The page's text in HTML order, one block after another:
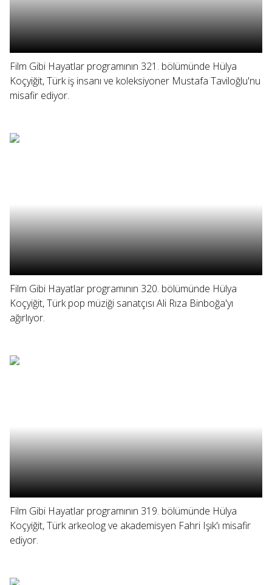
Film Gibi Hayatlar programının 321. bölümünde Hülya
Koçyiğit, Türk iş insanı ve koleksiyoner Mustafa Taviloğlu'nu
misafir ediyor.
Film Gibi Hayatlar programının 320. bölümünde Hülya
Koçyiğit, Türk pop müziği sanatçısı Ali Rıza Binboğa'yı
ağırlıyor.
Film Gibi Hayatlar programının 319. bölümünde Hülya
Koçyiğit, Türk arkeolog ve akademisyen Fahri Işık'ı misafir
ediyor.